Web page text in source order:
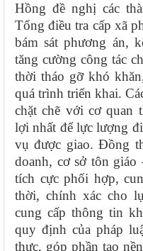
Hồng đề nghị các
Tổng điều tra cấp xã
bám sát phương án,
tăng cường công tác
thời tháo gỡ khó
quá trình triển khai.
chặt chẽ với cơ quan
lợi nhất để lực lượng
vụ được giao. Đồng
doanh, cơ sở tôn
tích cực phối hợp,
thời, chính xác cho
cung cấp thông tin
quy định của pháp
thực, góp phần tạo